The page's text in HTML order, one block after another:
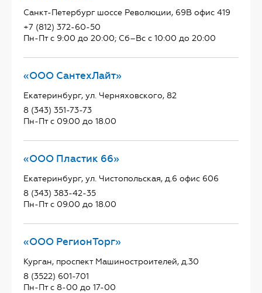
Санкт-Петербург шоссе Революции, 69В офис 419
+7 (812) 372-60-50
Пн-Пт с 9:00 до 20:00; Сб–Вс с 10:00 до 20:00
«ООО СантехЛайт»
Екатеринбург, ул. Черняховского, 82
8 (343) 351-73-73
Пн-Пт с 09.00 до 18.00
«ООО Пластик 66»
Екатеринбург, ул. Чистопольская, д.6 офис 606
8 (343) 383-42-35
Пн-Пт с 09.00 до 18.00
«ООО РегионТорг»
Курган, проспект Машиностроителей, д.30
8 (3522) 601-701
Пн-Пт с 8-00 до 17-00